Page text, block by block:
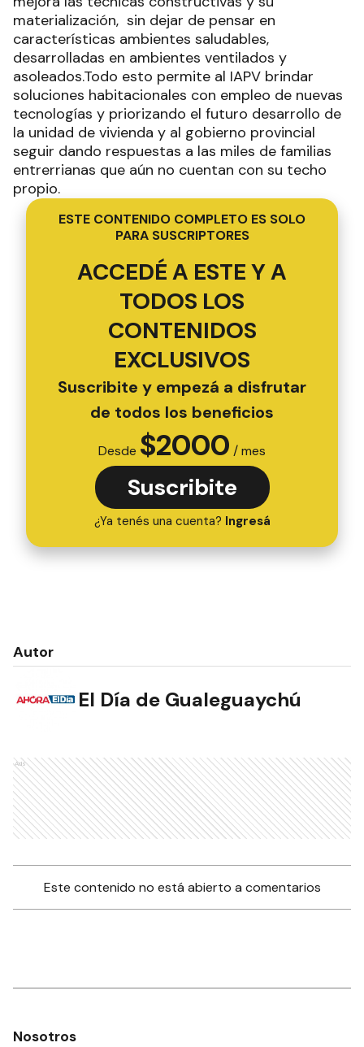
materialización, sin dejar de pensar en
características ambientes saludables,
desarrolladas en ambientes ventilados y
asoleados.Todo esto permite al IAPV brindar
soluciones habitacionales con empleo de nuevas
tecnologías y priorizando el futuro desarrollo de
la unidad de vivienda y al gobierno provincial
seguir dando respuestas a las miles de familias
entrerrianas que aún no cuentan con su techo
propio.
ESTE CONTENIDO COMPLETO ES SOLO
PARA SUSCRIPTORES
ACCEDÉ A ESTE Y A
TODOS LOS
CONTENIDOS
EXCLUSIVOS
Suscribite y empezá a disfrutar
de todos los beneficios
Desde $2000 / mes
Suscribite
¿Ya tenés una cuenta? Ingresá
Autor
El Día de Gualeguaychú
Ads
Este contenido no está abierto a comentarios
Nosotros